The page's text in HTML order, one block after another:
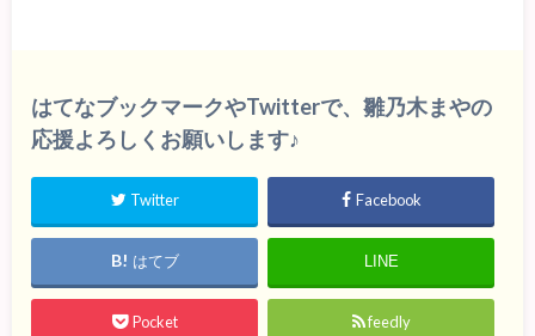
はてなブックマークやTwitterで、雛乃木まやの
応援よろしくお願いします♪
Twitter Facebook
はてブ LINE
Pocket feedly